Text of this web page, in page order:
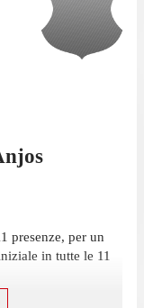
presenze, per un
in tutte le 11